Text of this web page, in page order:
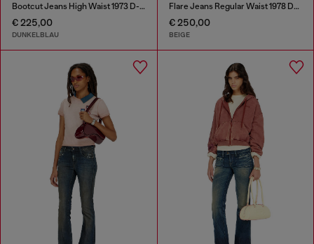
Bootcut Jeans High Waist 1973 D-Partt
€ 225,00
DUNKELBLAU
Flare Jeans Regular Waist 1978 D-Akemi
€ 250,00
BEIGE